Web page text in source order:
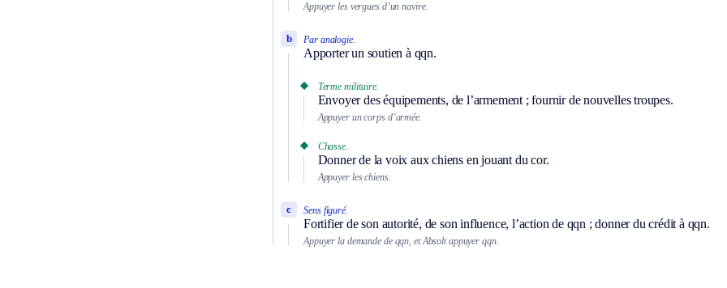
Appuyer les vergues d’un navire.
Par analogie.
Apporter un soutien à qqn.
b
Terme militaire.
Envoyer des équipements, de l’armement ; fournir de nouvelles troupes.
Appuyer un corps d’armée.
Chasse.
Donner de la voix aux chiens en jouant du cor.
Appuyer les chiens.
Sens figuré.
Fortifier de son autorité, de son influence, l’action de qqn ; donner du crédit à qqn.
c
Appuyer la demande de qqn, etAbsolt appuyer qqn.